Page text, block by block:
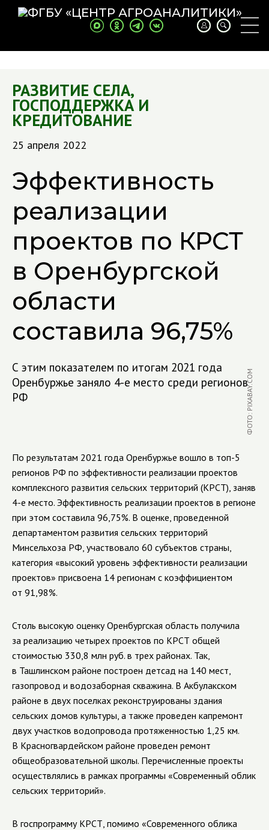
РАЗВИТИЕ СЕЛА,
ГОСПОДДЕРЖКА И
КРЕДИТОВАНИЕ
25 апреля 2022
Эффективность
реализации
проектов по КРСТ
в Оренбургской
области
составила 96,75%
С этим показателем по итогам 2021 года
Оренбуржье заняло 4-е место среди регионов
РФ
ФОТО: PIXABAY.COM
По результатам 2021 года Оренбуржье вошло в топ-5
регионов РФ по эффективности реализации проектов
комплексного развития сельских территорий (КРСТ), заняв
4-е место. Эффективность реализации проектов в регионе
при этом составила 96,75%. В оценке, проведенной
департаментом развития сельских территорий
Минсельхоза РФ, участвовало 60 субъектов страны,
категория «высокий уровень эффективности реализации
проектов» присвоена 14 регионам с коэффициентом
от 91,98%.
Столь высокую оценку Оренбургская область получила
за реализацию четырех проектов по КРСТ общей
стоимостью 330,8 млн руб. в трех районах. Так,
в Ташлинском районе построен детсад на 140 мест,
газопровод и водозаборная скважина. В Акбулакском
районе в двух поселках реконструированы здания
сельских домов культуры, а также проведен капремонт
двух участков водопровода протяженностью 1,25 км.
В Красногвардейском районе проведен ремонт
общеобразовательной школы. Перечисленные проекты
осуществлялись в рамках программы «Современный облик
сельских территорий».
В госпрограмму КРСТ, помимо «Современного облика